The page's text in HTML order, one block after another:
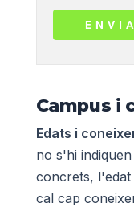
Campus i
Edats i
no s'hi
concrets, l'edat
cal cap